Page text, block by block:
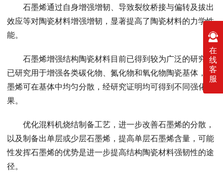
石墨烯通过自身增强增韧、导致裂纹桥接与偏转及拔出
效应等对陶瓷材料增强增韧，显著提高了陶瓷材料的力学性
能。
石墨烯增强结构陶瓷材料目前已得到较为广泛的研究，
已研究用于增强各类碳化物、氮化物和氧化物陶瓷基体，石
墨烯可在基体中均匀分散，经研究证明均可得到不同强化效
果。
优化混料机烧结制备工艺，进一步改善石墨烯的分散，
以及制备出单层或少层石墨烯，提高单层石墨烯含量，可能
性发挥石墨烯的优势是进一步提高结构陶瓷材料强韧性的途
径。
在
线
客
服